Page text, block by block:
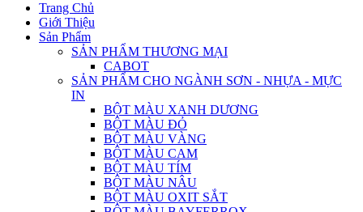
Trang Chủ
Giới Thiệu
Sản Phẩm
SẢN PHẨM THƯƠNG MẠI
CABOT
SẢN PHẨM CHO NGÀNH SƠN - NHỰA - MỰC
IN
BỘT MÀU XANH DƯƠNG
BỘT MÀU ĐỎ
BỘT MÀU VÀNG
BỘT MÀU CAM
BỘT MÀU TÍM
BỘT MÀU NÂU
BỘT MÀU OXIT SẮT